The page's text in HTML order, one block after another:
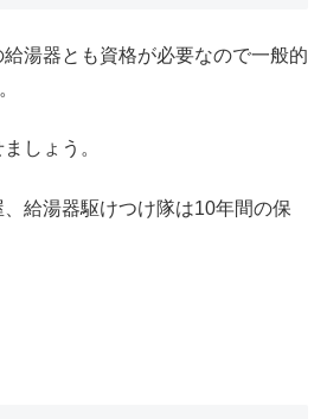
湯器とも資格が必要なので一般的
しょう。
給湯器駆けつけ隊は10年間の保